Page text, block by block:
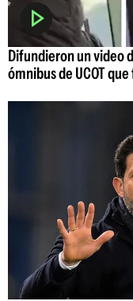
Difundieron un video
ómnibus de UCOT